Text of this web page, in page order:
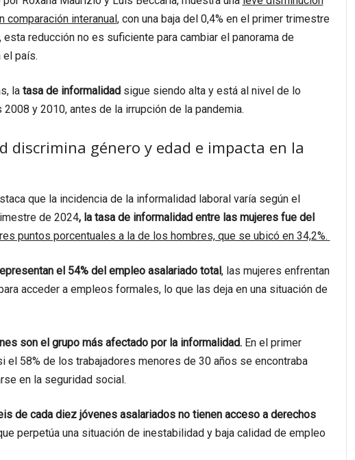
comparación interanual, con una baja del 0,4% en el primer trimestre
esta reducción no es suficiente para cambiar el panorama de
el país.
latasa de informalidadsigue siendo alta y está al nivel de lo
y 2010, antes de la irrupción de la pandemia.
discrimina género y edad e impacta en la
que la incidencia de la informalidad laboral varía según el
de 2024, la tasa de informalidad entre las mujeres fue del
puntos porcentuales a la de los hombres, que se ubicó en 34,2%.
el 54% del empleo asalariado total, las mujeres enfrentan
acceder a empleos formales, lo que las deja en una situación de
son el grupo más afectado por la informalidad.En el primer
el 58% de los trabajadores menores de 30 años se encontraba
en la seguridad social.
de cada diez jóvenes asalariados no tienen acceso a derechos
perpetúa una situación de inestabilidad y baja calidad de empleo